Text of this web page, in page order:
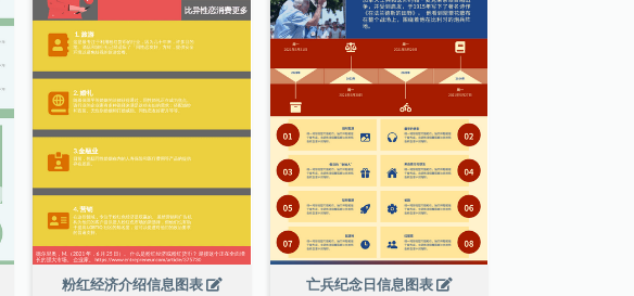
粉红经济介绍信息图表 亡兵纪念日信息图表